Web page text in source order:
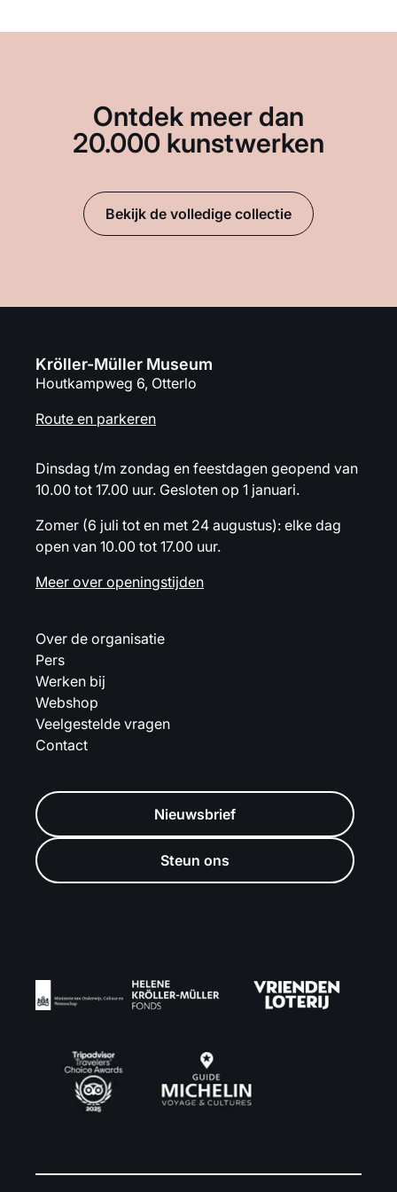
Ontdek meer dan
20.000 kunstwerken
Bekijk de volledige collectie
Kröller-Müller Museum
Houtkampweg 6, Otterlo
Route en parkeren
Dinsdag t/m zondag en feestdagen geopend van
10.00 tot 17.00 uur. Gesloten op 1 januari.
Zomer (6 juli tot en met 24 augustus): elke dag
open van 10.00 tot 17.00 uur.
Meer over openingstijden
Over de organisatie
Pers
Werken bij
Webshop
Veelgestelde vragen
Contact
Nieuwsbrief
Steun ons